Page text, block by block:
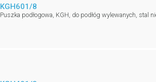
KGH601/8
Puszka podłogowa, KGH, do podłóg wylewanych, stal